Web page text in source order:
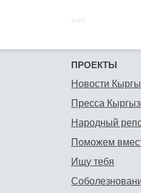
SAPE:
ПРОЕКТЫ
Новости
Пресса
Народный
Поможем
Ищу тебя